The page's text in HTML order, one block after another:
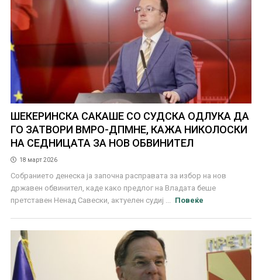
ШЕКЕРИНСКА САКАШЕ СО СУДСКА ОДЛУКА ДА
ГО ЗАТВОРИ ВМРО-ДПМНЕ, КАЖА НИКОЛОСКИ
НА СЕДНИЦАТА ЗА НОВ ОБВИНИТЕЛ
18 март 2026
Собранието денеска ја започна расправата за избор на нов
државен обвинител, каде како предлог на Владата беше
претставен Ненад Савески, актуелен судиј ...
Повеќе